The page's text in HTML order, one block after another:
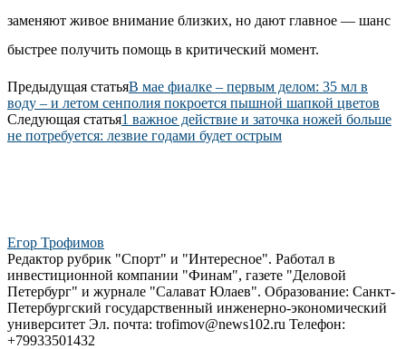
заменяют живое внимание близких, но дают главное — шанс
быстрее получить помощь в критический момент.
Предыдущая статьяВ мае фиалке – первым делом: 35 мл в
воду – и летом сенполия покроется пышной шапкой цветов
Следующая статья1 важное действие и заточка ножей больше
не потребуется: лезвие годами будет острым
Егор Трофимов
Редактор рубрик "Спорт" и "Интересное". Работал в
инвестиционной компании "Финам", газете "Деловой
Петербург" и журнале "Салават Юлаев". Образование: Санкт-
Петербургский государственный инженерно-экономический
университет Эл. почта: trofimov@news102.ru Телефон:
+79933501432